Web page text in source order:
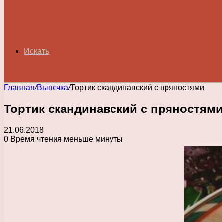
Искать
Главная/Выпечка/Тортик скандинавский с пряностями
Тортик скандинавский с
21.06.2018
0 Время чтения меньше минуты